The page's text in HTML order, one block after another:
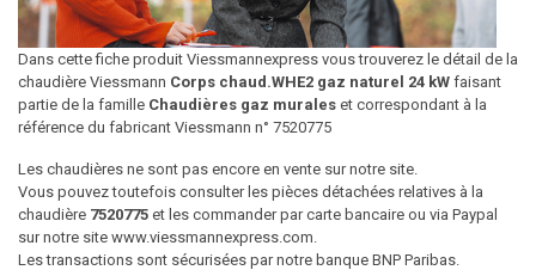
Dans cette fiche produit Viessmannexpress vous trouverez le détail de la
chaudière Viessmann Corps chaud.WHE2 gaz naturel 24 kW faisant
partie de la famille Chaudières gaz murales et correspondant à la
référence du fabricant Viessmann n° 7520775
Les chaudières ne sont pas encore en vente sur notre site.
Vous pouvez toutefois consulter les pièces détachées relatives à la
chaudière 7520775 et les commander par carte bancaire ou via Paypal
sur notre site www.viessmannexpress.com.
Les transactions sont sécurisées par notre banque BNP Paribas.